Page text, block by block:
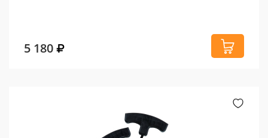
5 180